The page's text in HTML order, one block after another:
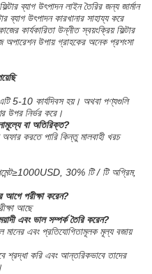
ব্যাগ উৎপাদন লাইন তৈরির জন্য জার্মান
ব্যাগ উৎপাদন কারখানার সাহায্য করে
কার্যকারিতা উন্নীত স্বয়ংক্রিয় ফিল্টার
উপায় গ্রাহকের অনেক প্রশংসা
5-10 কার্যদিবস হয়। অথবা পণ্যগুলি
উপর নির্ভর করে।
বা অতিরিক্ত?
করতে পারি কিন্তু মালবাহী খরচ
30% টি / টি অগ্রিম,
পরীক্ষা করেন?
আছে
এবং ভাল সম্পর্ক তৈরি করেন?
এবং প্রতিযোগিতামূলক মূল্য বজায়
শ্রদ্ধা করি এবং আন্তরিকভাবে তাদের